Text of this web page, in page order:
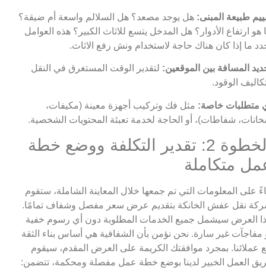
طبيعة المبنى: هل يوجد مصعد؟ هل السلالم واسعة أم ضيقة؟
هو ارتفاع الأدوار؟ هل المدخل يتسع للاثاث الكبير؟ هذه العوامل
ما إذا كان هناك حاجة لاستخدام ونش رفع الاثاث.
المسافة بين الموقعين: لتقدير الوقت المستغرق في النقل
الوقود.
متطلبات خاصة: مثل فك وتركيب أجهزة معينة (مكيفات،
شفاطات)، أو الحاجة لخدمة تعبئة المحتويات الشخصية.
الخطوة 2: تقدير التكلفة ووضع خطة
متكاملة
على المعلومات التي تم جمعها خلال المعاينة الشاملة، ستقوم
نقل عفش الخانكة بتقديم عرض سعر مفصل وشفاف تمامًا.
العرض سيشمل جميع الخدمات المطلوبة دون أي رسوم خفية
مفاجآت غير سارة. نحن نؤمن بأن الشفافية هي أساس بناء الثقة
عملائنا. بمجرد موافقتك الكريمة على العرض المقدم، سيقوم
العمل الخبير لدينا بوضع خطة عمل مفصلة ومحكمة، تتضمن: